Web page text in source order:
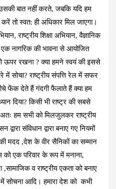
बात नहीं करते, जबकि यदि हम
तो स्वत: ही अधिकार मिल जाएगा।
राष्ट्रीय शिक्षा अभियान, वैज्ञानिक
एक नागरिक की भावना से आयोजित
ऊपर रखना ? क्या हमने स्वयं की इससे
में सोचा? राष्ट्रीय संपत्ति रेल में सफर
फेंक देते हैं गंदगी फैलाते हैं क्या हम
दिया? किसी भी राष्ट्र की सबसे
हम सभी को मिलजुलकर राष्ट्रीय
संविधान द्वारा बनाए गए नियमों
की मदद ,देश के वीर सैनिकों का सम्मान
को एक परिवार के रूप में मनाना,
व राष्ट्रीय एकता को बनाए
सोचना आदि। हमारा देश को कभी